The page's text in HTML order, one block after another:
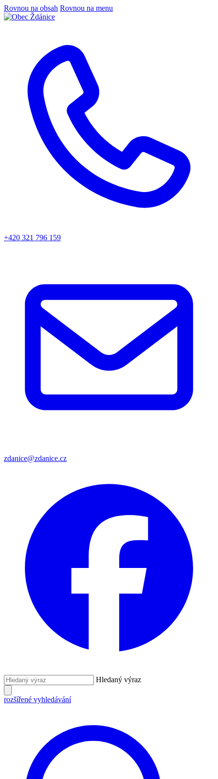
Rovnou na obsah Rovnou na menu
+420 321 796 159
zdanice@zdanice.cz
Hledaný výraz
rozšířené vyhledávání